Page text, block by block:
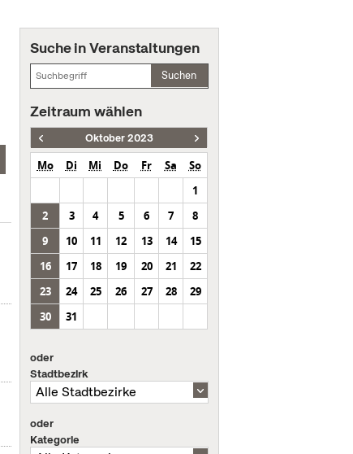
Suche in Veranstaltungen
Suchen
Zeitraum wählen
Oktober 2023
Mo Di Mi Do Fr Sa
So
1
2
3 4 5 6 7
8
9
10 11 12 13 14
15
16
17 18 19 20 21
22
23
24 25 26 27 28
29
30
31
oder
Stadtbezirk
oder
Kategorie